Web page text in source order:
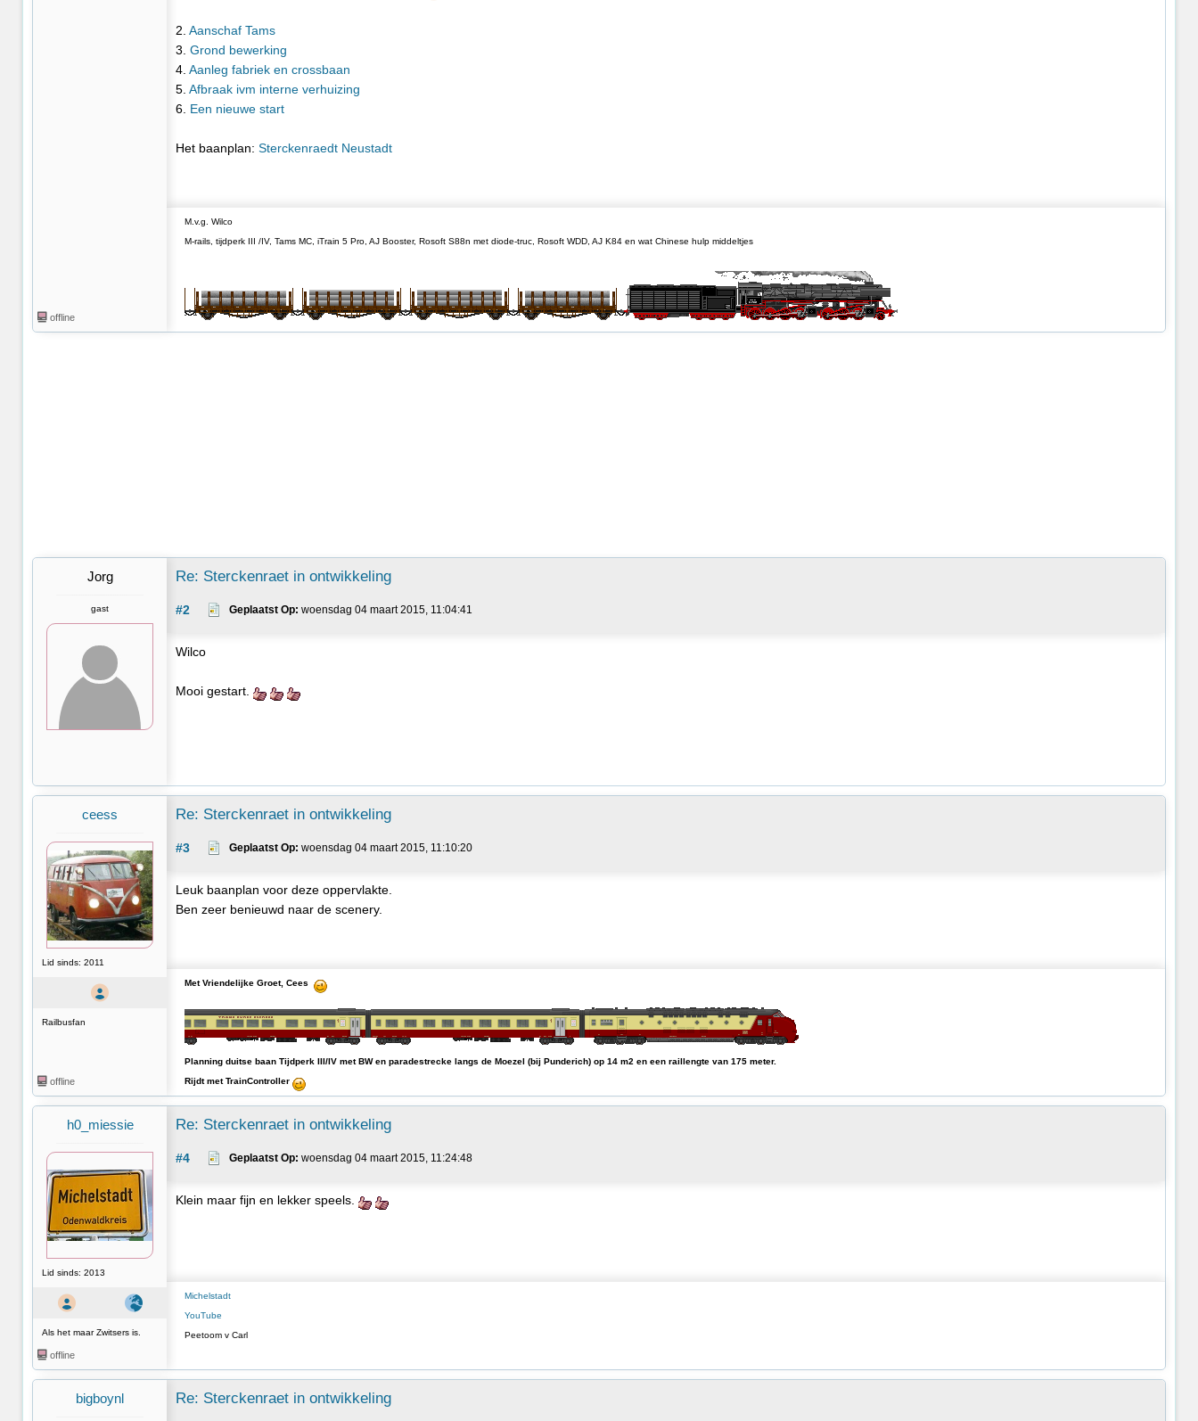
offline
2. Aanschaf Tams
3. Grond bewerking
4. Aanleg fabriek en crossbaan
5. Afbraak ivm interne verhuizing
6. Een nieuwe start
Het baanplan: Sterckenraedt Neustadt
M.v.g. Wilco
M-rails, tijdperk III /IV, Tams MC, iTrain 5 Pro, AJ Booster, Rosoft S88n met diode-truc, Rosoft WDD, AJ K84 en wat Chinese hulp middeltjes
Jorg
gast
Re: Sterckenraet in ontwikkeling
#2 Geplaatst Op: woensdag 04 maart 2015, 11:04:41
Wilco
Mooi gestart.
ceess
Lid sinds: 2011
Railbusfan
offline
Re: Sterckenraet in ontwikkeling
#3 Geplaatst Op: woensdag 04 maart 2015, 11:10:20
Leuk baanplan voor deze oppervlakte.
Ben zeer benieuwd naar de scenery.
Met Vriendelijke Groet, Cees
Planning duitse baan Tijdperk III/IV met BW en paradestrecke langs de Moezel (bij Punderich) op 14 m2 en een raillengte van 175 meter.
Rijdt met TrainController
h0_miessie
Lid sinds: 2013
Als het maar Zwitsers is.
offline
Re: Sterckenraet in ontwikkeling
#4 Geplaatst Op: woensdag 04 maart 2015, 11:24:48
Klein maar fijn en lekker speels.
Michelstadt
YouTube
Peetoom v Carl
bigboynl Re: Sterckenraet in ontwikkeling